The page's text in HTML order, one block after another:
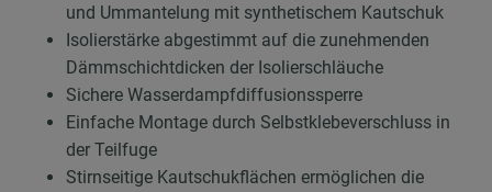
und Ummantelung mit synthetischem Kautschuk
Isolierstärke abgestimmt auf die zunehmenden
Dämmschichtdicken der Isolierschläuche
Sichere Wasserdampfdiffusionssperre
Einfache Montage durch Selbstklebeverschluss in
der Teilfuge
Stirnseitige Kautschukflächen ermöglichen die